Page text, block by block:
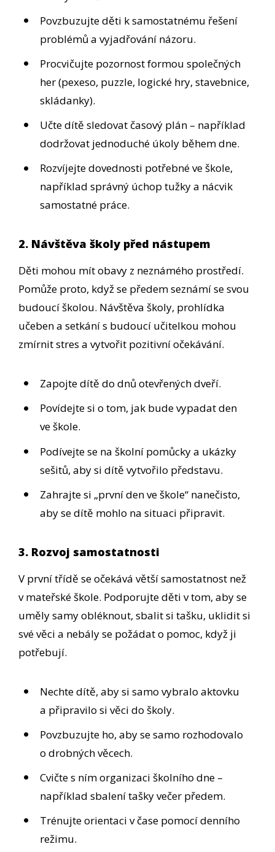
Povzbuzujte děti k samostatnému řešení
problémů a vyjadřování názoru.
Procvičujte pozornost formou společných
her (pexeso, puzzle, logické hry, stavebnice,
skládanky).
Učte dítě sledovat časový plán – například
dodržovat jednoduché úkoly během dne.
Rozvíjejte dovednosti potřebné ve škole,
například správný úchop tužky a nácvik
samostatné práce.
2. Návštěva školy před nástupem
Děti mohou mít obavy z neznámého prostředí.
Pomůže proto, když se předem seznámí se svou
budoucí školou. Návštěva školy, prohlídka
učeben a setkání s budoucí učitelkou mohou
zmírnit stres a vytvořit pozitivní očekávání.
Zapojte dítě do dnů otevřených dveří.
Povídejte si o tom, jak bude vypadat den
ve škole.
Podívejte se na školní pomůcky a ukázky
sešitů, aby si dítě vytvořilo představu.
Zahrajte si „první den ve škole“ nanečisto,
aby se dítě mohlo na situaci připravit.
3. Rozvoj samostatnosti
V první třídě se očekává větší samostatnost než
v mateřské škole. Podporujte děti v tom, aby se
uměly samy obléknout, sbalit si tašku, uklidit si
své věci a nebály se požádat o pomoc, když ji
potřebují.
Nechte dítě, aby si samo vybralo aktovku
a připravilo si věci do školy.
Povzbuzujte ho, aby se samo rozhodovalo
o drobných věcech.
Cvičte s ním organizaci školního dne –
například sbalení tašky večer předem.
Trénujte orientaci v čase pomocí denního
režimu.